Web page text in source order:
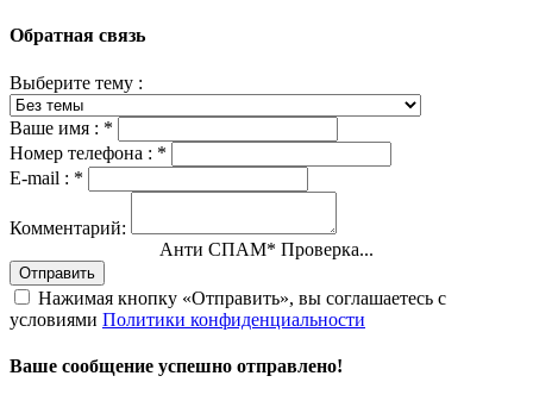
Обратная связь
Выберите тему :
Ваше имя : *
Номер телефона : *
E-mail : *
Комментарий:
Анти СПАМ* Проверка...
Отправить
Нажимая кнопку «Отправить», вы соглашаетесь с
условиями Политики конфиденциальности
Ваше сообщение успешно отправлено!